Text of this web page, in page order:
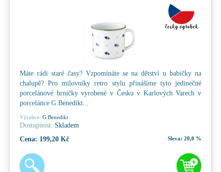
Máte rádi staré časy? Vzpomínáte se na dětství u babičky na
chalupě? Pro milovníky retro stylu přinášíme tyto jedinečné
porcelánové hrníčky vyrobené v Česku v Karlových Varech v
porcelánce G.Benedikt...
Výrobce: G.Benedikt
Dostupnost: Skladem
Cena: 199,20 Kč Sleva: 20,0 %